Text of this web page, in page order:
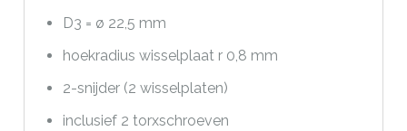
D3 = ø 22,5 mm
hoekradius wisselplaat r 0,8 mm
2-snijder (2 wisselplaten)
inclusief 2 torxschroeven